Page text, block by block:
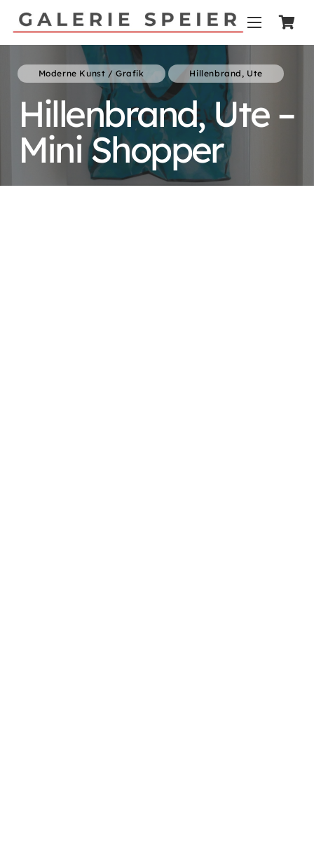
Moderne Kunst / Grafik Hillenbrand, Ute
Hillenbrand, Ute –
Mini Shopper